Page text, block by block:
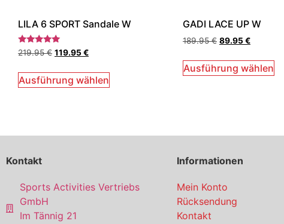
LILA 6 SPORT Sandale W
Bewertet
mit
von 5
219.95€ 119.95€
Ausführung wählen
GADI LACE UP W
189.95€ 89.95€
Ausführung wählen
Kontakt
Sports Activities Vertriebs
GmbH
Im Tännig 21
Informationen
Mein Konto
Rücksendung
Kontakt